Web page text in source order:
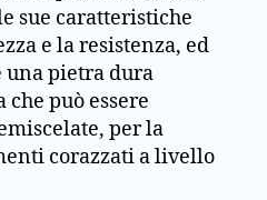
sue caratteristiche
e la resistenza, ed
una pietra dura
che può essere
per la
corazzati a livello